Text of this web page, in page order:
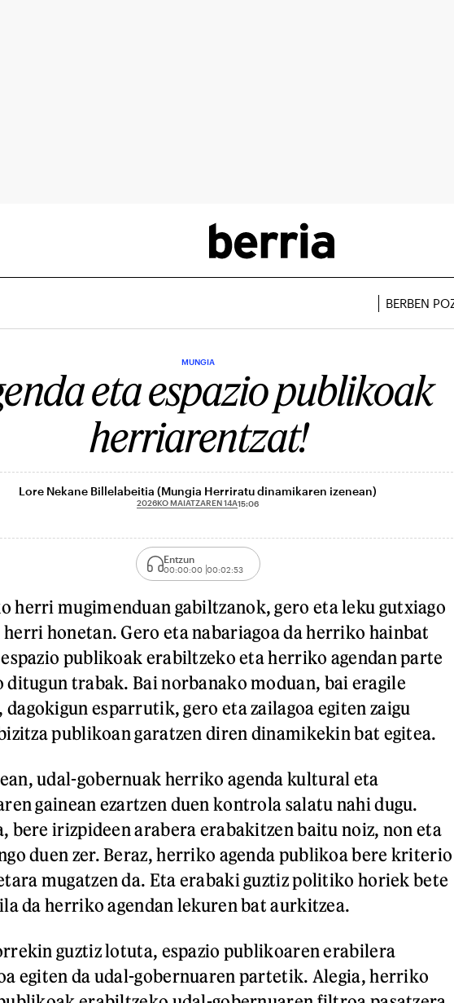
BERBEN
MUNGIA
eta espazio publikoak
herriarentzat!
Lore Nekane Billelabeitia (Mungia Herriratu dinamikaren izenean)
2026KO MAIATZAREN 14A15:06
Entzun
00:00:00 00:02:53
herri mugimenduan gabiltzanok, gero eta leku gutxiago
herri honetan. Gero eta nabariagoa da herriko hainbat
publikoak erabiltzeko eta herriko agendan parte
ditugun trabak. Bai norbanako moduan, bai eragile
dagokigun esparrutik, gero eta zailagoa egiten zaigu
publikoan garatzen diren dinamikekin bat egitea.
udal-gobernuak herriko agenda kultural eta
gainean ezartzen duen kontrola salatu nahi dugu.
bere irizpideen arabera erabakitzen baitu noiz, non eta
duen zer. Beraz, herriko agenda publikoa bere kriterio
mugatzen da. Eta erabaki guztiz politiko horiek bete
da herriko agendan lekuren bat aurkitzea.
guztiz lotuta, espazio publikoaren erabilera
egiten da udal-gobernuaren partetik. Alegia, herriko